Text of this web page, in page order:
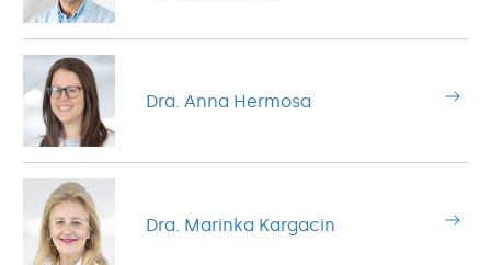
Dra. Anna Hermosa
Dra. Marinka Kargacin